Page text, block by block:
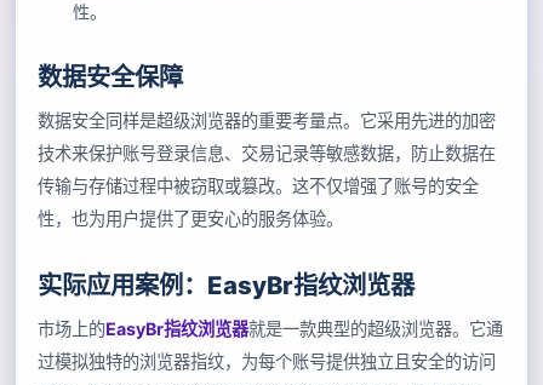
性。
数据安全保障
数据安全同样是超级浏览器的重要考量点。它采用先进的加密
技术来保护账号登录信息、交易记录等敏感数据，防止数据在
传输与存储过程中被窃取或篡改。这不仅增强了账号的安全
性，也为用户提供了更安心的服务体验。
实际应用案例：EasyBr指纹浏览器
市场上的EasyBr指纹浏览器就是一款典型的超级浏览器。它通
过模拟独特的浏览器指纹，为每个账号提供独立且安全的访问